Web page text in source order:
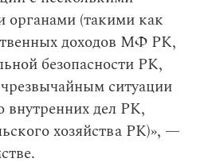
органами (такими как
доходов МФ РК,
безопасности РК,
ситуации
дел РК,
хозяйства РК)», —